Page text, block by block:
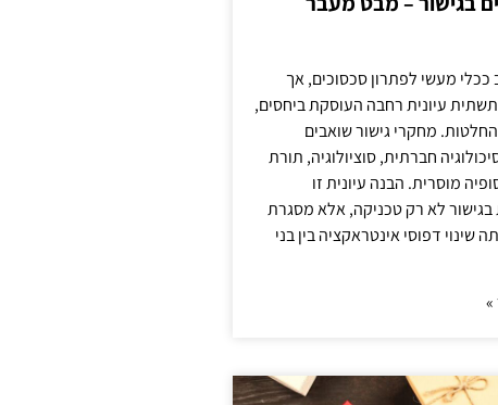
ככלי מעשי לפתרון סכסוכים, אך
עיונית רחבה העוסקת ביחסים,
מחקרי גישור שואבים
חברתית, סוציולוגיה, תורת
מוסרית. הבנה עיונית זו
לא רק טכניקה, אלא מסגרת
דפוסי אינטראקציה בין בני